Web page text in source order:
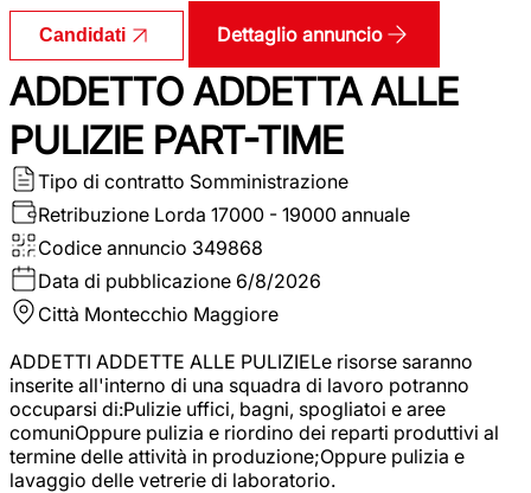
Candidati Dettaglio annuncio
ADDETTO ADDETTA ALLE
PULIZIE PART-TIME
Tipo di contratto Somministrazione
Retribuzione Lorda 17000 - 19000 annuale
Codice annuncio 349868
Data di pubblicazione 6/8/2026
Città Montecchio Maggiore
ADDETTI ADDETTE ALLE PULIZIELe risorse saranno
inserite all'interno di una squadra di lavoro potranno
occuparsi di:Pulizie uffici, bagni, spogliatoi e aree
comuniOppure pulizia e riordino dei reparti produttivi al
termine delle attività in produzione;Oppure pulizia e
lavaggio delle vetrerie di laboratorio.